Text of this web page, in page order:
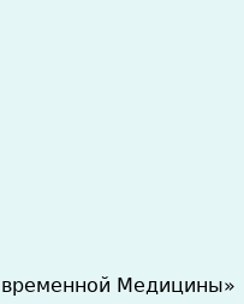
Медицины»